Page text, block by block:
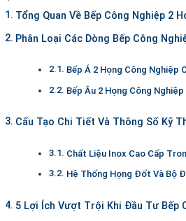
Tổng Quan Về Bếp Công Nghiệp 2
Phân Loại Các Dòng Bếp Công
Bếp Á 2 Họng Công Nghiệp
Bếp Âu 2 Họng Công
Cấu Tạo Chi Tiết Và Thông Số Kỹ
Chất Liệu Inox Cao Cấp
Hệ Thống Họng Đốt Và Bộ
5 Lợi Ích Vượt Trội Khi Đầu Tư Bếp